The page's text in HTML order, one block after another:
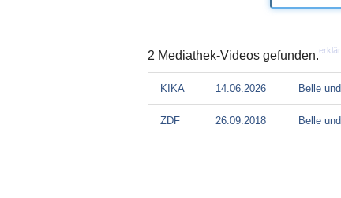
2 Mediathek-Videos gefunden.
KIKA 14.06.2026 Belle
ZDF 26.09.2018 Belle